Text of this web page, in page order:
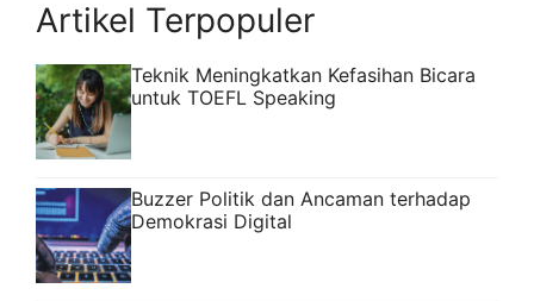
Timur I menawarkan ...
Artikel Terpopuler
Teknik Meningkatkan Kefasihan Bicara
untuk TOEFL Speaking
Buzzer Politik dan Ancaman terhadap
Demokrasi Digital